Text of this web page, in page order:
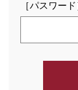
［パスワード